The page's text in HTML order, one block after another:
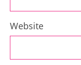
Website